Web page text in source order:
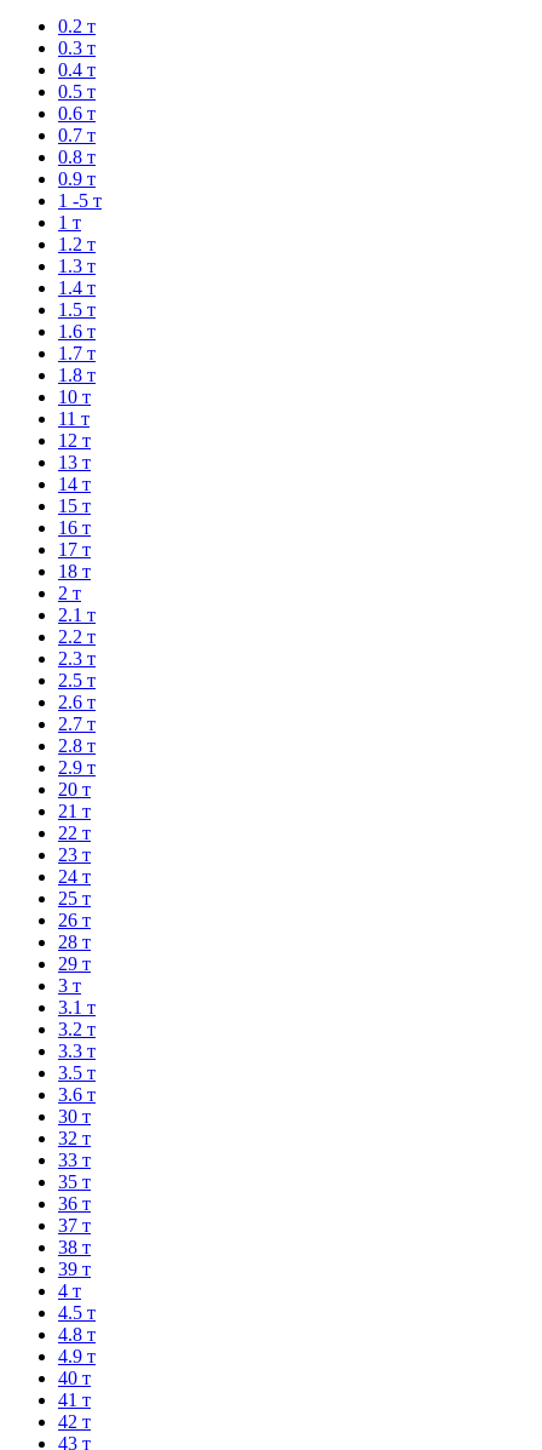
0.2 т
0.3 т
0.4 т
0.5 т
0.6 т
0.7 т
0.8 т
0.9 т
1 -5 т
1 т
1.2 т
1.3 т
1.4 т
1.5 т
1.6 т
1.7 т
1.8 т
10 т
11 т
12 т
13 т
14 т
15 т
16 т
17 т
18 т
2 т
2.1 т
2.2 т
2.3 т
2.5 т
2.6 т
2.7 т
2.8 т
2.9 т
20 т
21 т
22 т
23 т
24 т
25 т
26 т
28 т
29 т
3 т
3.1 т
3.2 т
3.3 т
3.5 т
3.6 т
30 т
32 т
33 т
35 т
36 т
37 т
38 т
39 т
4 т
4.5 т
4.8 т
4.9 т
40 т
41 т
42 т
43 т